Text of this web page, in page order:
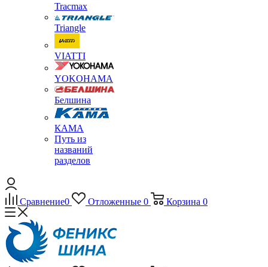
Tracmax
Triangle
VIATTI
YOKOHAMA
Белшина
КАМА
Путь из
названий
разделов
Сравнение0 Отложенные 0 Корзина 0